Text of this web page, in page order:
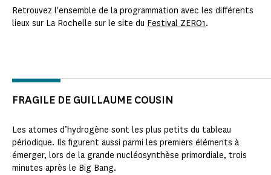
Retrouvez l'ensemble de la programmation avec les différents
lieux sur La Rochelle sur le site du Festival ZERO1.
FRAGILE DE GUILLAUME COUSIN
Les atomes d’hydrogène sont les plus petits du tableau
périodique. Ils figurent aussi parmi les premiers éléments à
émerger, lors de la grande nucléosynthèse primordiale, trois
minutes après le Big Bang.